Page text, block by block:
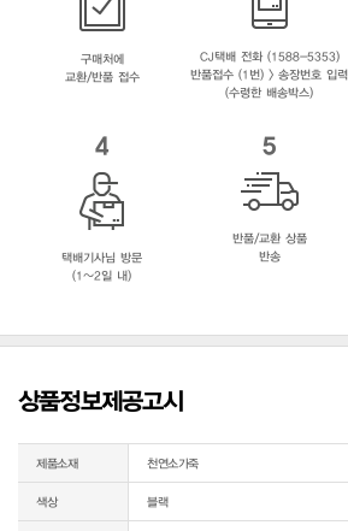
구매처에
교환/반품 접수
CJ택배 전화 (1588-5353)
반품접수 (1번) > 송장번호 입력
(수령한 배송박스)
4
택배기사님 방문
(1~2일 내)
5
반품/교환 상품
반송
상품정보제공고시
제품소재 천연소가죽
색상 블랙